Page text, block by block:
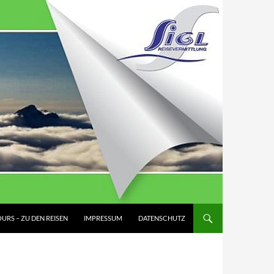
– ZU DEN REISEN IMPRESSUM DATENSCHUTZ